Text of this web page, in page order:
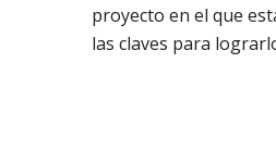
proyecto en el que
las claves para